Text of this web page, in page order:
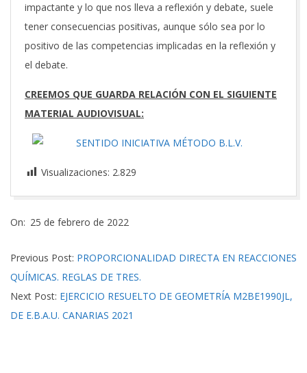
impactante y lo que nos lleva a reflexión y debate, suele
tener consecuencias positivas, aunque sólo sea por lo
positivo de las competencias implicadas en la reflexión y
el debate.
CREEMOS QUE GUARDA RELACIÓN CON EL SIGUIENTE
MATERIAL AUDIOVISUAL:
Visualizaciones: 2.829
02-
On: 25 de febrero de 2022
Previous Post: PROPORCIONALIDAD DIRECTA EN REACCIONES
QUÍMICAS. REGLAS DE TRES.
Next Post: EJERCICIO RESUELTO DE GEOMETRÍA M2BE1990JL,
DE E.B.A.U. CANARIAS 2021